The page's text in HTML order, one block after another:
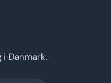
Danmark.